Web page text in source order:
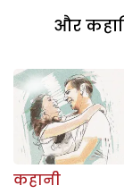
और
कहानी